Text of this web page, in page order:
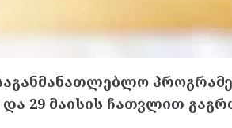
და 29 მაისის ჩათვლით